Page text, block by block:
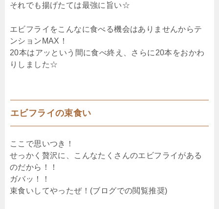
それでも揚げたては最強に旨い☆
エビフライをこんなに食べる機会はありませんからテ
ンションMAX！
20本はアッという間に食べ終え、さらに20本をおかわ
りしました☆
エビフライの束食い
ここで思いつき！
せっかく贅沢に、こんなたくさんのエビフライがある
のだから！！
ガバッ！！
束食いしてやったぜ！(ブログでの閲覧推奨)